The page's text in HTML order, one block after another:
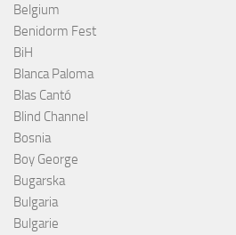
Belgium
Benidorm Fest
BiH
Blanca Paloma
Blas Cantó
Blind Channel
Bosnia
Boy George
Bugarska
Bulgaria
Bulgarie